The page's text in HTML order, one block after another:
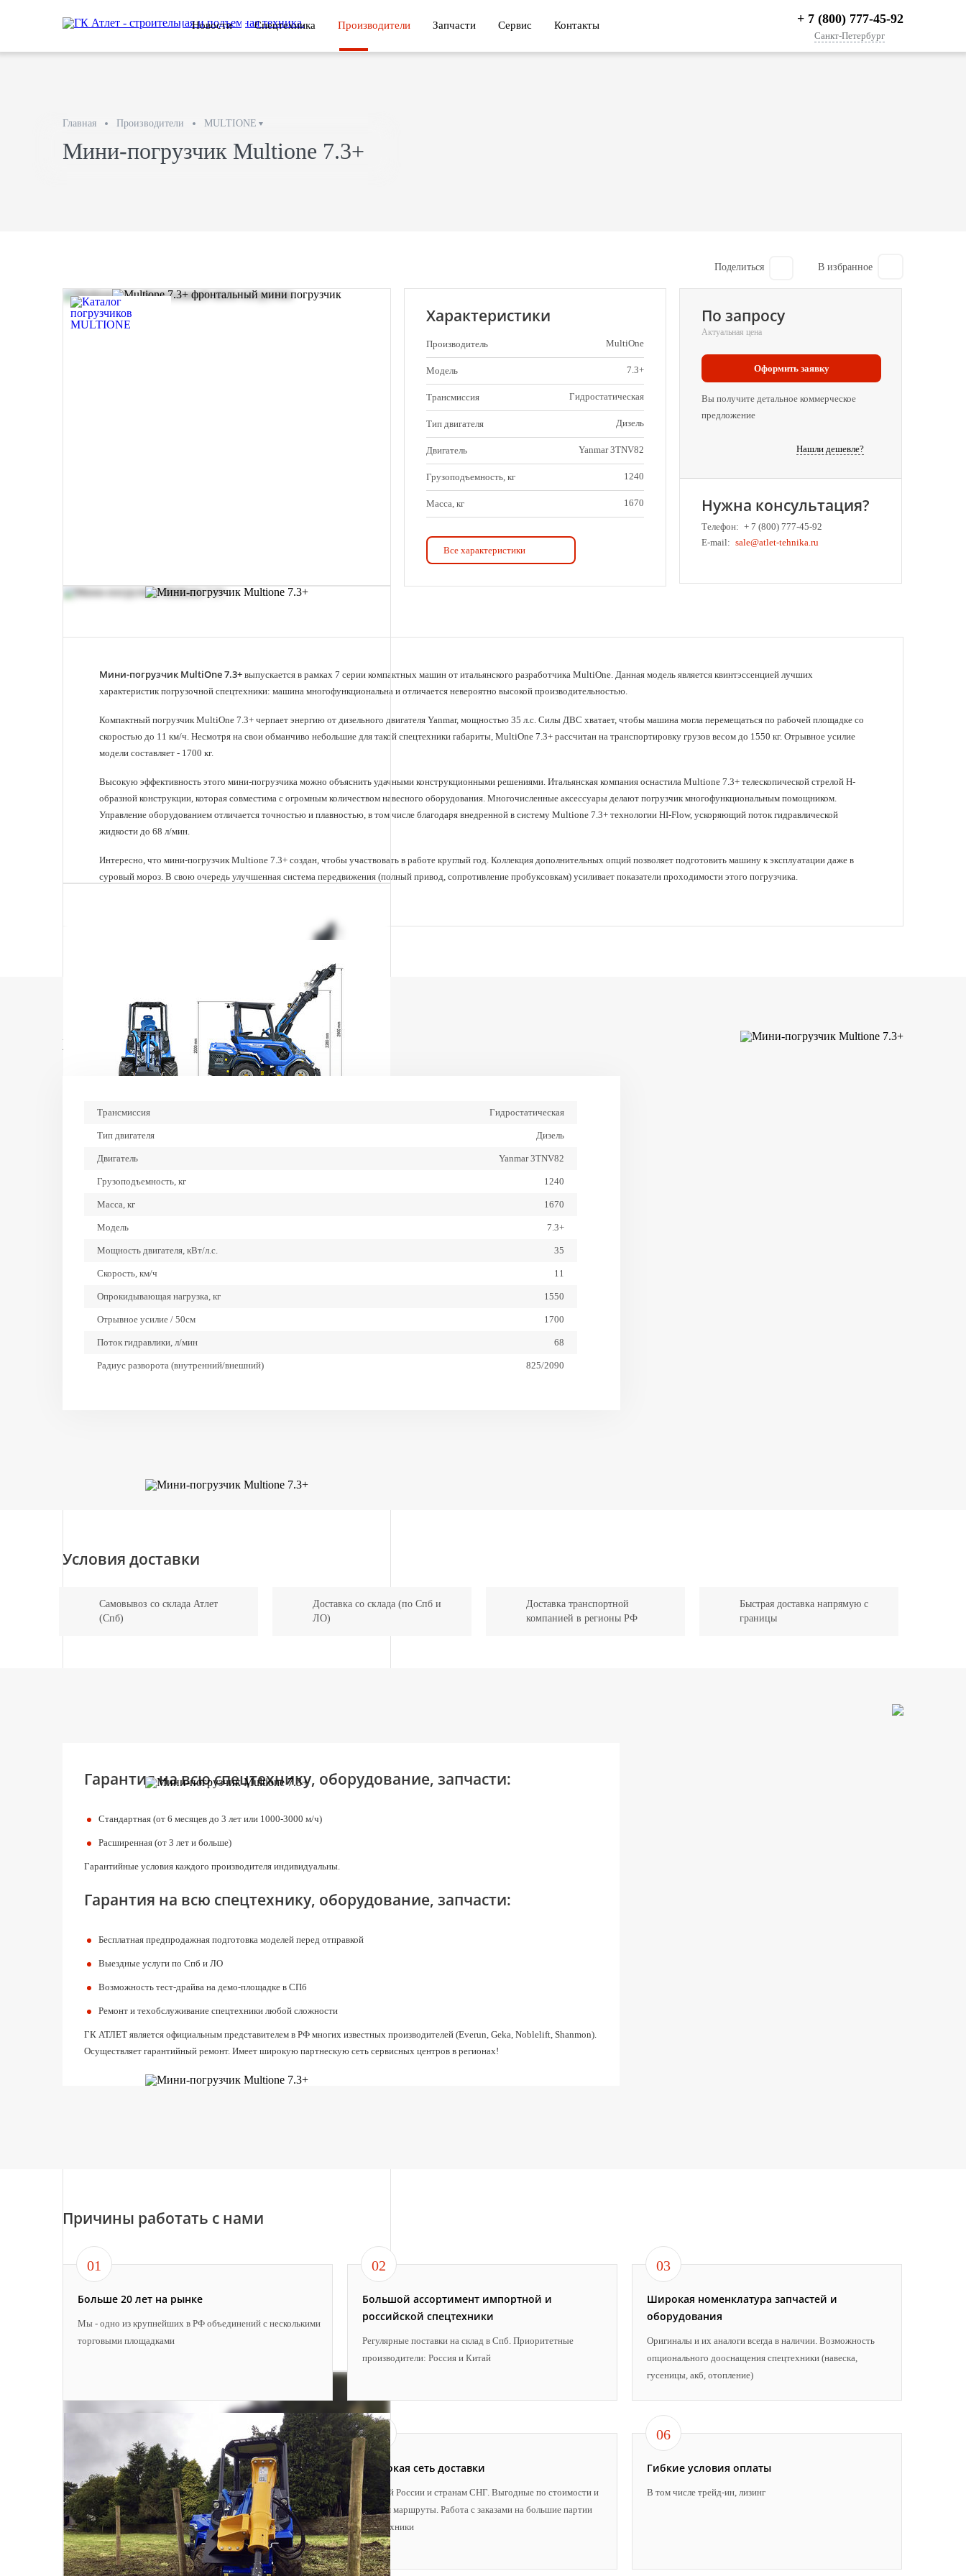
+ 7 (800) 777-45-92
Санкт-Петербург
Новости Спецтехника Производители Запчасти Сервис Контакты
Главная Производители MULTIONE
Мини-погрузчик Multione 7.3+
Поделиться
Характеристики
Производитель MultiOne
Модель 7.3+
Трансмиссия Гидростатическая
Тип двигателя Дизель
Двигатель Yanmar 3TNV82
Грузоподъемность, кг 1240
Масса, кг 1670
Мощность двигателя, кВт/
Поток гидравлики, л/мин
Радиус разворота
(внутренний/внешний)
825/2090
Шины
Все характеристики
По запросу
Актуальная цена
Оформить заявку
Вы получите детальное коммерческое
предложение
Нашли дешевле?
Нужна консультация?
Телефон: + 7 (800) 777-45-92
E-mail: sale@atlet-tehnika.ru
Мини-погрузчик MultiOne 7.3+ выпускается в рамках 7 серии компактных машин от итальянского разработчика MultiOne. Данная модель является квинтэссенцией лучших
характеристик погрузочной спецтехники: машина многофункциональна и отличается невероятно высокой производительностью.
Компактный погрузчик MultiOne 7.3+ черпает энергию от дизельного двигателя Yanmar, мощностью 35 л.с. Силы ДВС хватает, чтобы машина могла перемещаться по рабочей площадке со
скоростью до 11 км/ч. Несмотря на свои обманчиво небольшие для такой спецтехники габариты, MultiOne 7.3+ рассчитан на транспортировку грузов весом до 1550 кг. Отрывное усилие
модели составляет - 1700 кг.
Высокую эффективность этого мини-погрузчика можно объяснить удачными конструкционными решениями. Итальянская компания оснастила Multione 7.3+ телескопической стрелой Н-
образной конструкции, которая совместима с огромным количеством навесного оборудования. Многочисленные аксессуары делают погрузчик многофункциональным помощником.
Управление оборудованием отличается точностью и плавностью, в том числе благодаря внедренной в систему Multione 7.3+ технологии HI-Flow, ускоряющий поток гидравлической
жидкости до 68 л/мин.
Интересно, что мини-погрузчик Multione 7.3+ создан, чтобы участвовать в работе круглый год. Коллекция дополнительных опций позволяет подготовить машину к эксплуатации даже в
суровый мороз. В свою очередь улучшенная система передвижения (полный привод, сопротивление пробуксовкам) усиливает показатели проходимости этого погрузчика.
Характеристики
Трансмиссия Гидростатическая
Тип двигателя Дизель
Двигатель Yanmar 3TNV82
Грузоподъемность, кг 1240
Масса, кг 1670
Модель 7.3+
Мощность двигателя, кВт/л.с. 35
Скорость, км/ч 11
Опрокидывающая нагрузка, кг 1550
Отрывное усилие / 50см 1700
Поток гидравлики, л/мин 68
Радиус разворота (внутренний/внешний) 825/2090
Условия доставки
Самовывоз со склада Атлет
(Спб)
Доставка со склада (по Спб и
ЛО)
Доставка транспортной
компанией в регионы РФ
Быстрая доставка напрямую с
границы
Гарантия на всю спецтехнику, оборудование, запчасти:
Стандартная (от 6 месяцев до 3 лет или 1000-3000 м/ч)
Расширенная (от 3 лет и больше)
Гарантийные условия каждого производителя индивидуальны.
Гарантия на всю спецтехнику, оборудование, запчасти:
Бесплатная предпродажная подготовка моделей перед отправкой
Выездные услуги по Спб и ЛО
Возможность тест-драйва на демо-площадке в СПб
Ремонт и техобслуживание спецтехники любой сложности
ГК АТЛЕТ является официальным представителем в РФ многих известных производителей (Everun, Geka, Noblelift, Shanmon).
Осуществляет гарантийный ремонт. Имеет широкую партнескую сеть сервисных центров в регионах!
Причины работать с нами
01
Больше 20 лет на рынке
Мы - одно из крупнейших в РФ объединений с несколькими
торговыми площадками
02
Большой ассортимент импортной и
российской спецтехники
Регулярные поставки на склад в Спб. Приоритетные
производители: Россия и Китай
03
Широкая номенклатура запчастей и
оборудования
Оригиналы и их аналоги всегда в наличии. Возможность
опционального дооснащения спецтехники (навеска,
гусеницы, акб, отопление)
Качественный сервис
Собственный высокотехнологичный Сервисный центр в
СПб. Мастера проходят обучение на заводах
производителей. Гарантия АТЛЕТ
05
Широкая сеть доставки
По всей России и странам СНГ. Выгодные по стоимости и
срокам маршруты. Работа с заказами на большие партии
спецтехники
06
Гибкие условия оплаты
В том числе трейд-ин, лизинг